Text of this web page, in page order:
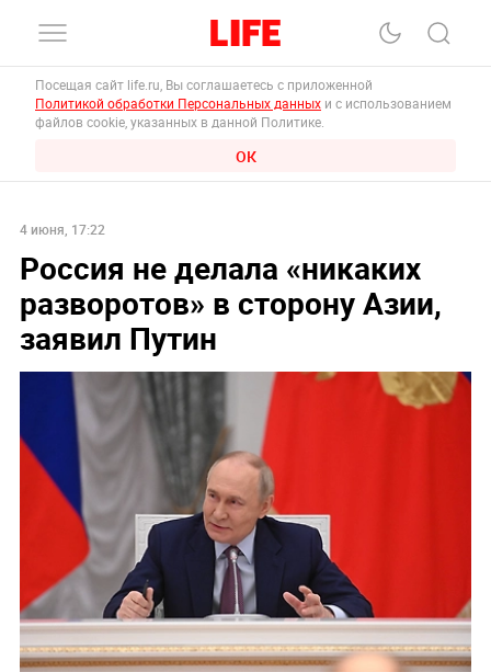
Посещая сайт life.ru, Вы соглашаетесь с приложенной
Политикой обработки Персональных данных и с использованием
файлов cookie, указанных в данной Политике.
ОК
4 июня, 17:22
Россия не делала «никаких
разворотов» в сторону Азии,
заявил Путин